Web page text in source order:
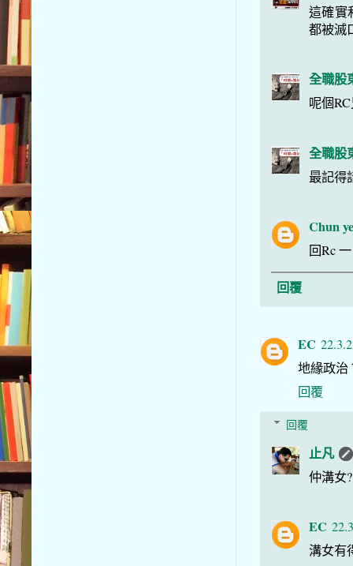
這確實
都被滅
全職股
呢個
全職股
最記得
Chun
回Rc
回覆
EC
地緣政
回覆
回覆
止凡
仲溝女?
EC
溝女有